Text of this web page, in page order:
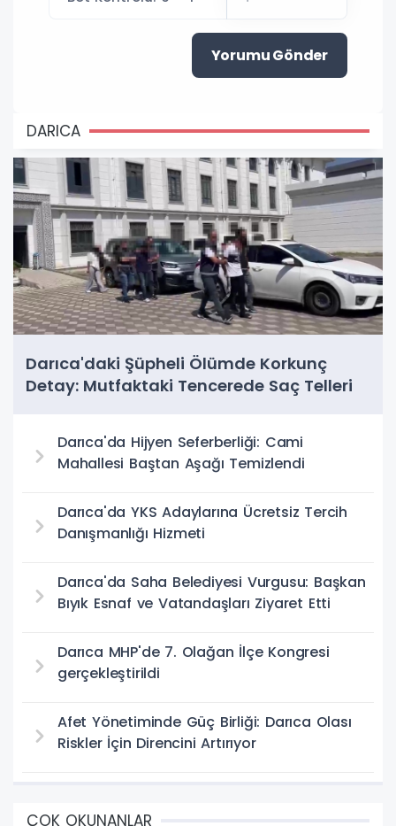
Yorumu Gönder
DARICA
Darıca'daki Şüpheli Ölümde Korkunç
Detay: Mutfaktaki Tencerede Saç Telleri
Darıca'da Hijyen Seferberliği: Cami
Mahallesi Baştan Aşağı Temizlendi
Darıca'da YKS Adaylarına Ücretsiz Tercih
Danışmanlığı Hizmeti
Darıca'da Saha Belediyesi Vurgusu: Başkan
Bıyık Esnaf ve Vatandaşları Ziyaret Etti
Darıca MHP'de 7. Olağan İlçe Kongresi
gerçekleştirildi
Afet Yönetiminde Güç Birliği: Darıca Olası
Riskler İçin Direncini Artırıyor
ÇOK OKUNANLAR